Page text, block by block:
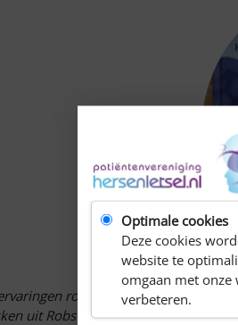
rondom zijn
uit Robs boek. Deze blogpost
Optimale cookies
Deze cookies
website te
omgaan met onze
verbeteren.